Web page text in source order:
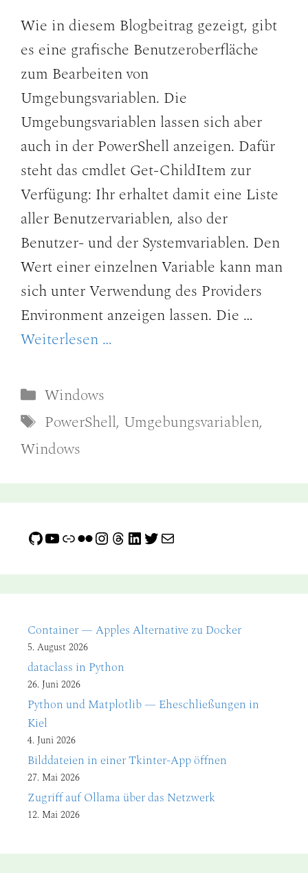
Wie in diesem Blogbeitrag gezeigt, gibt
es eine grafische Benutzeroberfläche
zum Bearbeiten von
Umgebungsvariablen. Die
Umgebungsvariablen lassen sich aber
auch in der PowerShell anzeigen. Dafür
steht das cmdlet Get-ChildItem zur
Verfügung: Ihr erhaltet damit eine Liste
aller Benutzervariablen, also der
Benutzer- und der Systemvariablen. Den
Wert einer einzelnen Variable kann man
sich unter Verwendung des Providers
Environment anzeigen lassen. Die …
Weiterlesen …
Kategorien
Windows
Schlagwörter
PowerShell, Umgebungsvariablen,
Windows
GitHub
YouTube
LinkFlickr
Instagram
Threads
LinkedIn
Twitter
E-Mail
Container — Apples Alternative zu Docker
5. August 2026
dataclass in Python
26. Juni 2026
Python und Matplotlib — Eheschließungen in
Kiel
4. Juni 2026
Bilddateien in einer Tkinter-App öffnen
27. Mai 2026
Zugriff auf Ollama über das Netzwerk
12. Mai 2026